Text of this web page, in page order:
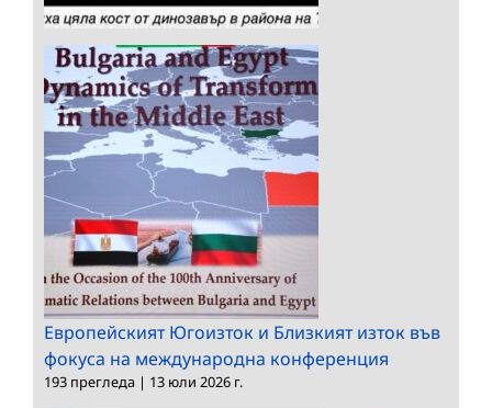
Европейският Югоизток и Близкият изток във
фокуса на международна конференция
193 прегледа | 13 юли 2026 г.